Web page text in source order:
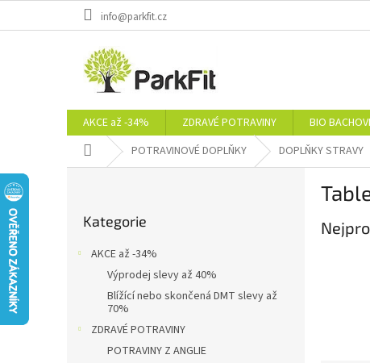
info@parkfit.cz
AKCE až -34% ZDRAVÉ POTRAVINY BIO
Domů POTRAVINOVÉ DOPLŇKY DOPLŇKY STRAVY
kategorie
Kategorie
AKCE až -34%
Výprodej slevy až 40%
Blížící nebo skončená DMT slevy až
70%
ZDRAVÉ POTRAVINY
POTRAVINY Z ANGLIE